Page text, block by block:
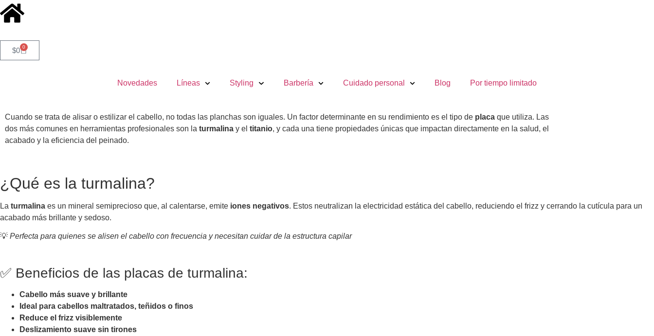
$0 0
Novedades Líneas Styling Barbería Cuidado personal Blog Por tiempo limitado
Cuando se trata de alisar o estilizar el cabello, no todas las planchas son iguales. Un factor determinante en su rendimiento es el tipo de placa que utiliza. Las
dos más comunes en herramientas profesionales son la turmalina y el titanio, y cada una tiene propiedades únicas que impactan directamente en la salud, el
acabado y la eficiencia del peinado.
¿Qué es la turmalina?
La turmalina es un mineral semiprecioso que, al calentarse, emite iones negativos. Estos neutralizan la electricidad estática del cabello, reduciendo el frizz y cerrando la cutícula para un
acabado más brillante y sedoso.
💡 Perfecta para quienes se alisen el cabello con frecuencia y necesitan cuidar de la estructura capilar
✅ Beneficios de las placas de turmalina:
Cabello más suave y brillante
Ideal para cabellos maltratados, teñidos o finos
Reduce el frizz visiblemente
Deslizamiento suave sin tirones